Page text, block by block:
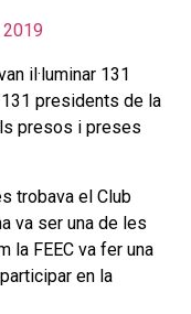
il·luminar 131
presidents de la
presos i preses
trobava el Club
va ser una de les
la FEEC va fer una
en la